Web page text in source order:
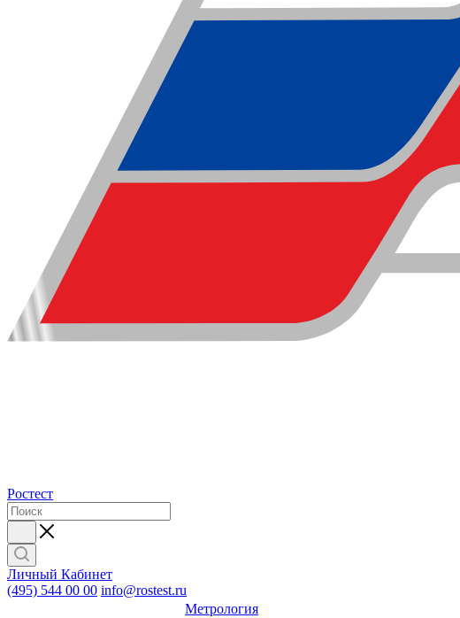
Ростест
Личный Кабинет
(495) 544 00 00 info@rostest.ru
Метрология